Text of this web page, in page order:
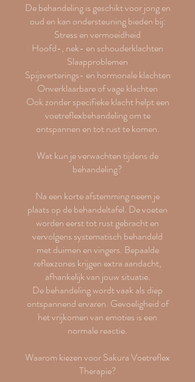
De behandeling is geschikt voor jong en
oud en kan ondersteuning bieden bij:
Stress en vermoeidheid
Hoofd-, nek- en schouderklachten
Slaapproblemen
Spijsverterings- en hormonale klachten
Onverklaarbare of vage klachten
Ook zonder specifieke klacht helpt een
voetreflexbehandeling om te
ontspannen en tot rust te komen.
Wat kun je verwachten tijdens de
behandeling?
Na een korte afstemming neem je
plaats op de behandeltafel. De voeten
worden eerst tot rust gebracht en
vervolgens systematisch behandeld
met duimen en vingers. Bepaalde
reflexzones krijgen extra aandacht,
afhankelijk van jouw situatie.
De behandeling wordt vaak als diep
ontspannend ervaren. Gevoeligheid of
het vrijkomen van emoties is een
normale reactie.
Waarom kiezen voor Sakura Voetreflex
Therapie?